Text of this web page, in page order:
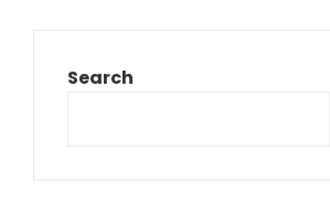
Search